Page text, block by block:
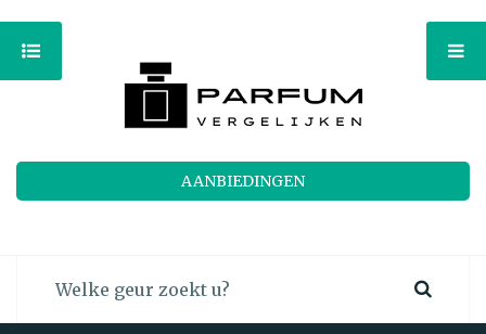
AANBIEDINGEN